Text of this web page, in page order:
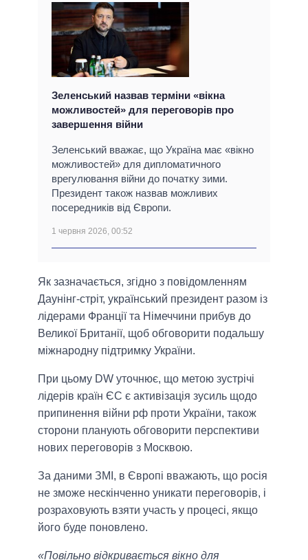
Зеленський назвав терміни «вікна
можливостей» для переговорів про
завершення війни
Зеленський вважає, що Україна має «вікно
можливостей» для дипломатичного
врегулювання війни до початку зими.
Президент також назвав можливих
посередників від Європи.
1 червня 2026, 00:52
Як зазначається, згідно з повідомленням
Даунінг-стріт, український президент разом із
лідерами Франції та Німеччини прибув до
Великої Британії, щоб обговорити подальшу
міжнародну підтримку України.
При цьому DW уточнює, що метою зустрічі
лідерів країн ЄС є активізація зусиль щодо
припинення війни рф проти України, також
сторони планують обговорити перспективи
нових переговорів з Москвою.
За даними ЗМІ, в Європі вважають, що росія
не зможе нескінченно уникати переговорів, і
розраховують взяти участь у процесі, якщо
його буде поновлено.
«Повільно відкривається вікно для